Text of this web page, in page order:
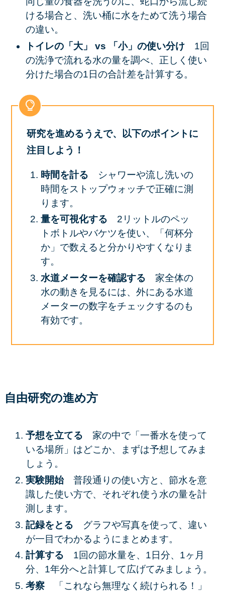
ける場合と、洗い桶に水をためて洗う場合
の違い。
トイレの「大」 vs 「小」の使い分け 1回
の洗浄で流れる水の量を調べ、正しく使い
分けた場合の1日の合計差を計算する。
研究を進めるうえで、以下のポイントに
注目しよう！
時間を計る
シャワーや流し洗いの
時間をストップウォッチで正確に測
ります。
量を可視化する 2リットルのペッ
トボトルやバケツを使い、「何杯分
か」で数えると分かりやすくなりま
す。
水道メーターを確認する 家全体の
水の動きを見るには、外にある水道
メーターの数字をチェックするのも
有効です。
自由研究の進め方
予想を立てる 家の中で「一番水を使って
いる場所」はどこか、まずは予想してみま
しょう。
実験開始 普段通りの使い方と、節水を意
識した使い方で、それぞれ使う水の量を計
測します。
記録をとる
グラフや写真を使って、違い
が一目でわかるようにまとめます。
計算する 1回の節水量を、1日分、1ヶ月
分、1年分へと計算して広げてみましょう。
考察
「これなら無理なく続けられる！」